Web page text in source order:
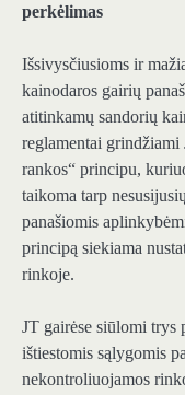
perkėlimas
Išsivysčiusioms ir
kainodaros gairių
atitinkamų sandorių
reglamentai grindžiami
rankos“ principu,
taikoma tarp
panašiomis
principą siekiama
rinkoje.
JT gairėse siūlomi trys
ištiestomis sąlygomis
nekontroliuojamos